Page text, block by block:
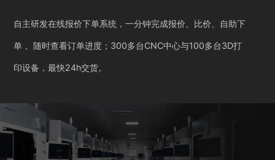
自主研发在线报价下单系统，一分钟完成报价、比价、自助下
单， 随时查看订单进度；300多台CNC中心与100多台3D打
印设备，最快24h交货。